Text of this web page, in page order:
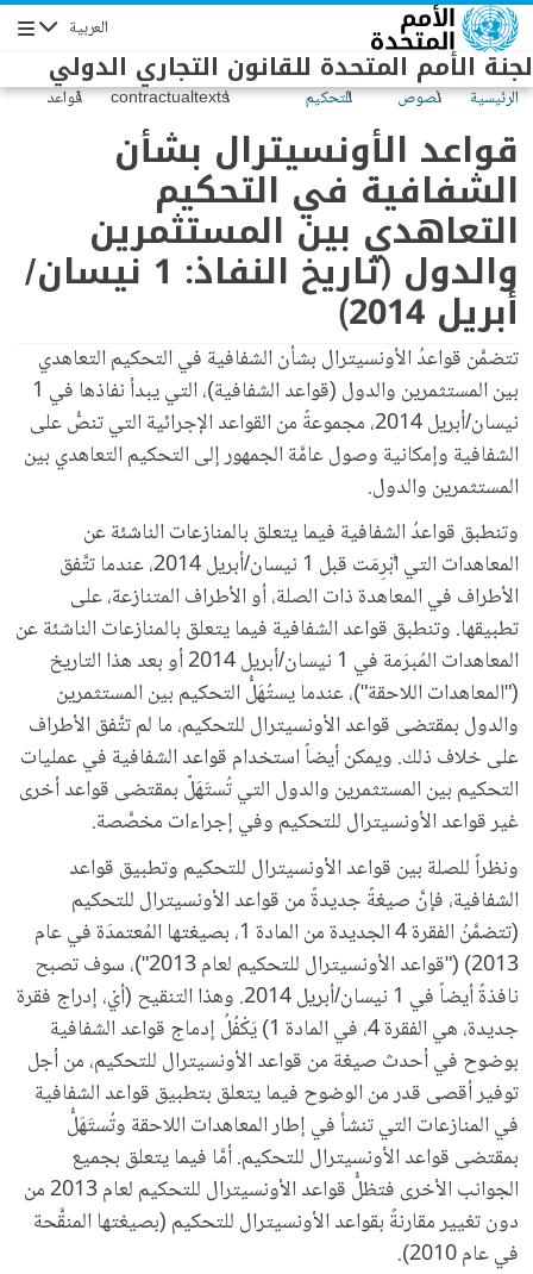
Skip to main content العربية
لجنة الأمم المتحدة للقانون التجاري الدولي
الرئيسية
نصوص
للتحكيم
contractualtexts
قواعد
بين
المستثمرين
(تاريخ
النفاذ: 1
نيسان/
أبريل
2014)
قواعد الأونسيترال بشأن
الشفافية في التحكيم
التعاهدي بين المستثمرين
والدول (تاريخ النفاذ: 1 نيسان/
أبريل 2014)
تتضمَّن قواعدُ الأونسيترال بشأن الشفافية في التحكيم التعاهدي
بين المستثمرين والدول (قواعد الشفافية)، التي يبدأ نفاذها في 1
نيسان/أبريل 2014، مجموعةً من القواعد الإجرائية التي تنصُّ على
الشفافية وإمكانية وصول عامَّة الجمهور إلى التحكيم التعاهدي بين
المستثمرين والدول.
وتنطبق قواعدُ الشفافية فيما يتعلق بالمنازعات الناشئة عن
المعاهدات التي أُبْرِمَت قبل 1 نيسان/أبريل 2014، عندما تتَّفق
الأطراف في المعاهدة ذات الصلة، أو الأطراف المتنازعة، على
تطبيقها. وتنطبق قواعد الشفافية فيما يتعلق بالمنازعات الناشئة عن
المعاهدات المُبرَمة في 1 نيسان/أبريل 2014 أو بعد هذا التاريخ
("المعاهدات اللاحقة")، عندما يستُهَلُّ التحكيم بين المستثمرين
والدول بمقتضى قواعد الأونسيترال للتحكيم، ما لم تتَّفق الأطراف
على خلاف ذلك. ويمكن أيضاً استخدام قواعد الشفافية في عمليات
التحكيم بين المستثمرين والدول التي تُستَهَلّ بمقتضى قواعد أخرى
غير قواعد الأونسيترال للتحكيم وفي إجراءات مخصَّصة.
ونظراً للصلة بين قواعد الأونسيترال للتحكيم وتطبيق قواعد
الشفافية، فإنَّ صيغةً جديدةً من قواعد الأونسيترال للتحكيم
(تتضمَّنُ الفقرة 4 الجديدة من المادة 1، بصيغتها المُعتمدَة في عام
2013) ("قواعد الأونسيترال للتحكيم لعام 2013")، سوف تصبح
نافذةً أيضاً في 1 نيسان/أبريل 2014. وهذا التنقيح (أيْ، إدراج فقرة
جديدة، هي الفقرة 4، في المادة 1) يَكْفُلُ إدماج قواعد الشفافية
بوضوح في أحدث صيغة من قواعد الأونسيترال للتحكيم، من أجل
توفير أقصى قدر من الوضوح فيما يتعلق بتطبيق قواعد الشفافية
في المنازعات التي تنشأ في إطار المعاهدات اللاحقة وتُستَهَلُّ
بمقتضى قواعد الأونسيترال للتحكيم. أمَّا فيما يتعلق بجميع
الجوانب الأخرى فتظلُّ قواعد الأونسيترال للتحكيم لعام 2013 من
دون تغيير مقارنةً بقواعد الأونسيترال للتحكيم (بصيغتها المنقَّحة
في عام 2010).